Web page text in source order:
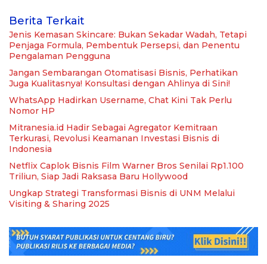
Berita Terkait
Jenis Kemasan Skincare: Bukan Sekadar Wadah, Tetapi
Penjaga Formula, Pembentuk Persepsi, dan Penentu
Pengalaman Pengguna
Jangan Sembarangan Otomatisasi Bisnis, Perhatikan
Juga Kualitasnya! Konsultasi dengan Ahlinya di Sini!
WhatsApp Hadirkan Username, Chat Kini Tak Perlu
Nomor HP
Mitranesia.id Hadir Sebagai Agregator Kemitraan
Terkurasi, Revolusi Keamanan Investasi Bisnis di
Indonesia
Netflix Caplok Bisnis Film Warner Bros Senilai Rp1.100
Triliun, Siap Jadi Raksasa Baru Hollywood
Ungkap Strategi Transformasi Bisnis di UNM Melalui
Visiting & Sharing 2025